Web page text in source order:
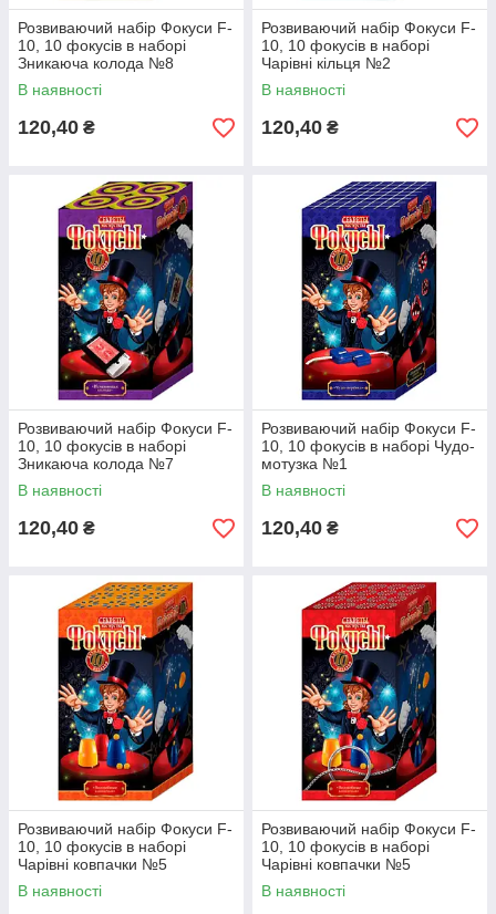
Розвиваючий набір Фокуси F-
10, 10 фокусів в наборі
Зникаюча колода №8
В наявності
120,40 ₴
Розвиваючий набір Фокуси F-
10, 10 фокусів в наборі
Чарівні кільця №2
В наявності
120,40 ₴
Розвиваючий набір Фокуси F-
10, 10 фокусів в наборі
Зникаюча колода №7
В наявності
120,40 ₴
Розвиваючий набір Фокуси F-
10, 10 фокусів в наборі Чудо-
мотузка №1
В наявності
120,40 ₴
Розвиваючий набір Фокуси F-
10, 10 фокусів в наборі
Чарівні ковпачки №5
В наявності
Розвиваючий набір Фокуси F-
10, 10 фокусів в наборі
Чарівні ковпачки №5
В наявності